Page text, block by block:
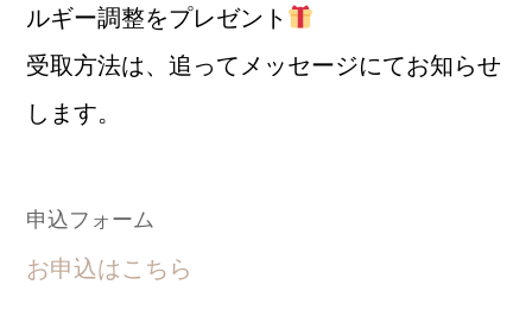
ルギー調整をプレゼント
受取方法は、追ってメッセージにてお知らせ
します。
申込フォーム
お申込はこちら